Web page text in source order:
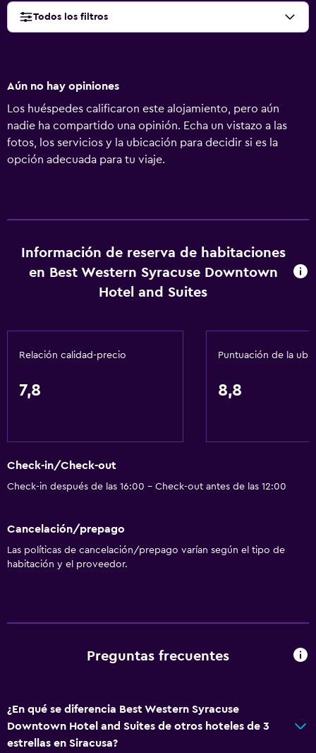
Todos los filtros
Aún no hay opiniones
Los huéspedes calificaron este alojamiento, pero aún
nadie ha compartido una opinión. Echa un vistazo a las
fotos, los servicios y la ubicación para decidir si es la
opción adecuada para tu viaje.
Información de reserva de habitaciones
en Best Western Syracuse Downtown
Hotel and Suites
Relación calidad-precio
7,8
Puntuación de la
8,8
Check-in/Check-out
Check-in después de las 16:00 - Check-out antes de las 12:00
Cancelación/prepago
Las políticas de cancelación/prepago varían según el tipo de
habitación y el proveedor.
Preguntas frecuentes
¿En qué se diferencia Best Western Syracuse
Downtown Hotel and Suites de otros hoteles de 3
estrellas en Siracusa?